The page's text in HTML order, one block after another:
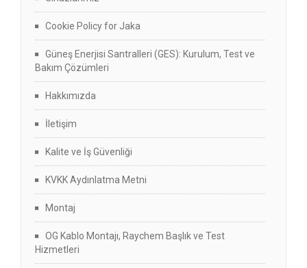
Cookie Policy for Jaka
Güneş Enerjisi Santralleri (GES): Kurulum, Test ve
Bakım Çözümleri
Hakkımızda
İletişim
Kalite ve İş Güvenliği
KVKK Aydınlatma Metni
Montaj
OG Kablo Montajı, Raychem Başlık ve Test
Hizmetleri